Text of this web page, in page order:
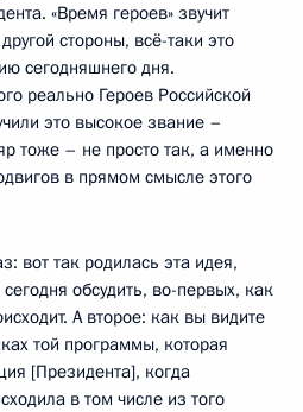
«Время героев» звучит
стороны, всё-таки это
сегодняшнего дня.
реально Героев Российской
это высокое звание –
тоже – не просто так, а именно
в прямом смысле этого
вот так родилась эта идея,
обсудить, во-первых, как
А второе: как вы видите
той программы, которая
[Президента], когда
в том числе из того